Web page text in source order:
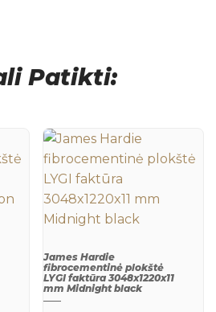
Patikti:
James Hardie
fibrocementinė plokštė
LYGI faktūra 3048x1220x11
mm Midnight black